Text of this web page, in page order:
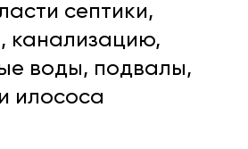
септики,
канализацию,
воды, подвалы,
илососа